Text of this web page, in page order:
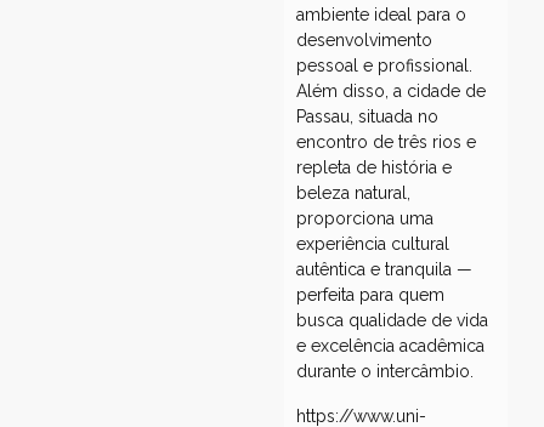
ambiente ideal para o
desenvolvimento
pessoal e profissional.
Além disso, a cidade de
Passau, situada no
encontro de três rios e
repleta de história e
beleza natural,
proporciona uma
experiência cultural
autêntica e tranquila —
perfeita para quem
busca qualidade de vida
e excelência acadêmica
durante o intercâmbio.
https://www.uni-